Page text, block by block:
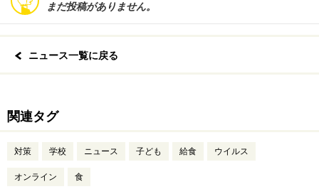
まだ投稿がありません。
ニュース一覧に戻る
関連タグ
対策 学校 ニュース 子ども 給食 ウイルス
オンライン 食